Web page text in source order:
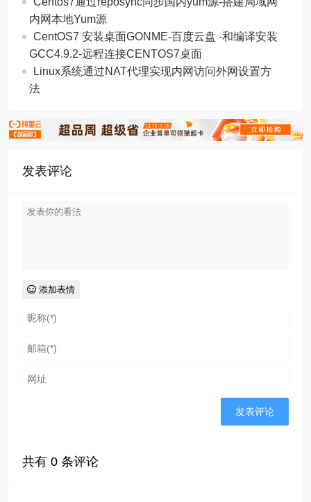
内网本地Yum源
CentOS7 安装桌面GONME-百度云盘 -和编译安装
GCC4.9.2-远程连接CENTOS7桌面
Linux系统通过NAT代理实现内网访问外网设置方
法
发表评论
添加表情
共有0 条评论